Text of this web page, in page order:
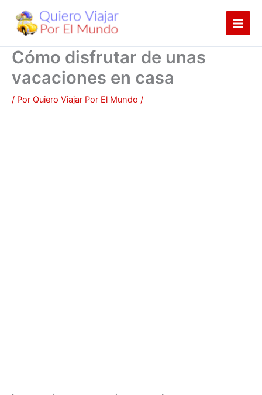
contenido
Cómo disfrutar de unas
vacaciones en casa
/ Por Quiero Viajar Por El Mundo /